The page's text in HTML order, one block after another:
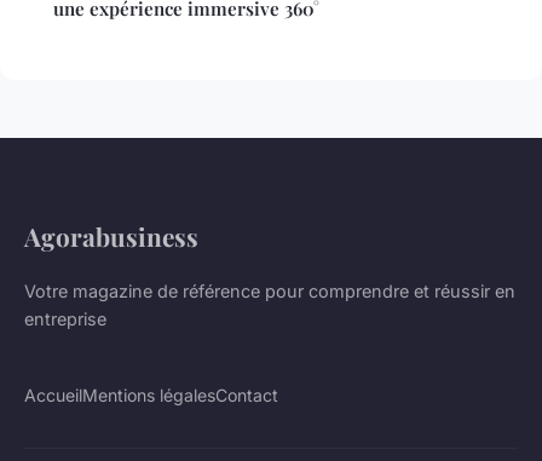
une expérience immersive 360°
Agorabusiness
Votre magazine de référence pour comprendre et réussir en
entreprise
AccueilMentions légalesContact